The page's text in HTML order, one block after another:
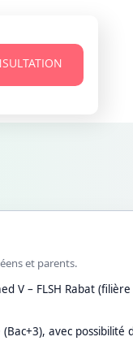
et parents.
V – FLSH Rabat (filière
avec possibilité